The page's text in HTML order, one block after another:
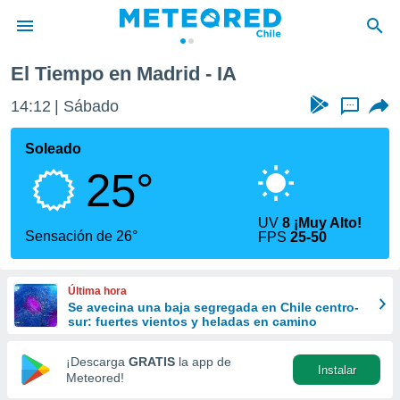
de
por
que se
calidad.
a este
las
y
forma
digital
basada
El Tiempo en Madrid - IA
14:12 Sábado ...
Soleado
25°
Sensación de 26°
UV8 ¡Muy Alto!
FPS25-50
Última hora
Se avecina una baja segregada en Chile centro-
sur: fuertes vientos y heladas en camino
¡Descarga GRATIS la app de
Meteored!
Instalar